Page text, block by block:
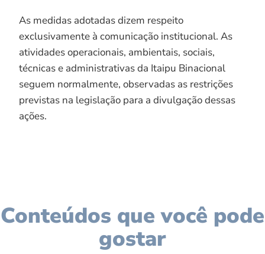
As medidas adotadas dizem respeito
exclusivamente à comunicação institucional. As
atividades operacionais, ambientais, sociais,
técnicas e administrativas da Itaipu Binacional
seguem normalmente, observadas as restrições
previstas na legislação para a divulgação dessas
ações.
Conteúdos que você pode
gostar